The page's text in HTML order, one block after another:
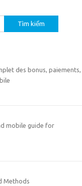
des bonus, paiements,
mobile guide for
Methods